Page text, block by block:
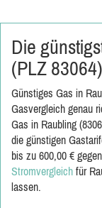
Die
(PLZ 83064)
Günstiges Gas in
Gasvergleich genau
Gas in Raubling
die günstigen
bis zu 600,00 €
Stromvergleich für
lassen.